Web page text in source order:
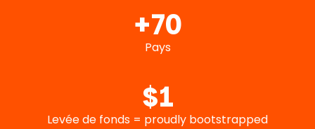
+90
Pays
$1
Levée de fonds = proudly bootstrapped